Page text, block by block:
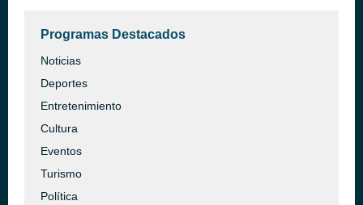
Programas Destacados
Noticias
Deportes
Entretenimiento
Cultura
Eventos
Turismo
Política